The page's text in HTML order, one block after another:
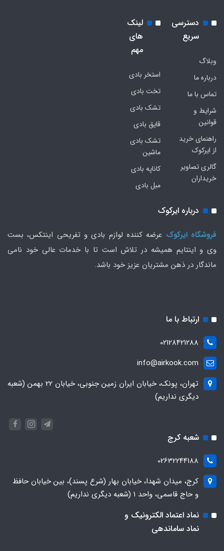
دسترسی
سریع
وبلاگ
درباره ما
تماس با ما
شرایط و
قوانین
راهنمای خرید
از ایرکوک
گالری تصاویر
خریداران
لینک
های
مهم
استخر بادی
تخت بادی
تشک بادی
قایق بادی
تشک بادی
ماشین
کاناپه بادی
مبل بادی
درباره ایرکوک
فروشگاه ایرکوک عرضه کننده لوازم بادی و تفریحی اینتکس، بست
وی و اینتایم همیشه در تلاش است تا با خدمات عالی خود نامی
ماندگار در ذهن مشتریان عزیز خود باشد.
ارتباط با ما
02128421288
info@airkook.com
تهران، پونک، خیابان ایران زمین جنوبی، خیابان 22 بهمن (شعبه
دیگری نداریم)
شعبه کرج
02632244188
کرج، میدان شهدا، خیابان بهار (شرع پسند)، بین خیابان حافظ
و حاج قاسمی، واحد ۱ (شعبه دیگری نداریم)
نماد اعتماد الکترونیک و
نماد ساماندهی